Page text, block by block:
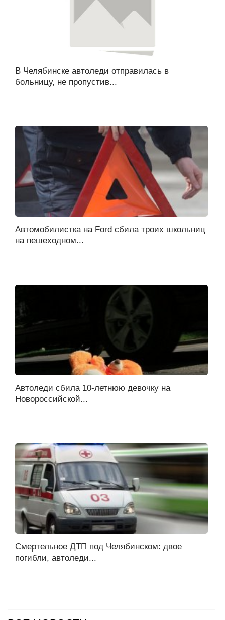
В Челябинске автоледи отправилась в
больницу, не пропустив...
Автомобилистка на Ford сбила троих школьниц
на пешеходном...
Автоледи сбила 10-летнюю девочку на
Новороссийской...
Смертельное ДТП под Челябинском: двое
погибли, автоледи...